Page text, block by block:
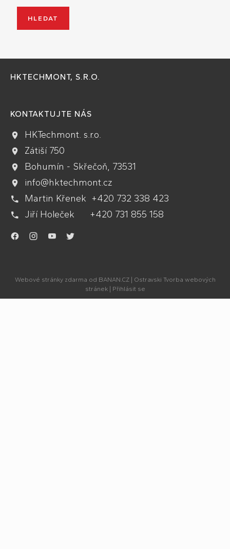
HKTECHMONT, S.R.O.
KONTAKTUJTE NÁS
HKTechmont. s.r.o.
Zátiší 750
Bohumín - Skřečoň, 73531
info@hktechmont.cz
Martin Křenek +420 732 338 423
Jiří Holeček +420 731 855 158
Webové stránky zdarma od BANAN.CZ|
Ostravski Tvorba webových
stránek
Přihlásit se